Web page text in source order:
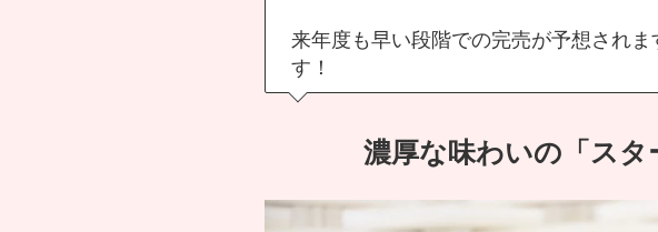
来年度も早い段階での完売が予想され
す！
濃厚な味わいの「ス